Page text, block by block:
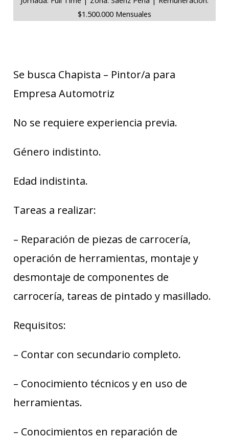
$1.500.000 Mensuales
Se busca Chapista – Pintor/a para
Empresa Automotriz
No se requiere experiencia previa.
Género indistinto.
Edad indistinta.
Tareas a realizar:
– Reparación de piezas de carrocería,
operación de herramientas, montaje y
desmontaje de componentes de
carrocería, tareas de pintado y masillado.
Requisitos:
– Contar con secundario completo.
– Conocimiento técnicos y en uso de
herramientas.
– Conocimientos en reparación de